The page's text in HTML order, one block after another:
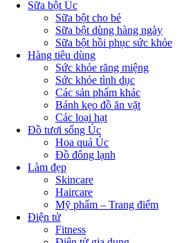
Sữa bột Úc
Sữa bột cho bé
Sữa bột dùng hàng ngày
Sữa bột hồi phục sức khỏe
Hàng tiêu dùng
Sức khỏe răng miệng
Sức khỏe tình dục
Các sản phẩm khác
Bánh kẹo đồ ăn vặt
Các loại hạt
Đồ tươi sống Úc
Hoa quả Úc
Đồ đông lạnh
Làm đẹp
Skincare
Haircare
Mỹ phẩm – Trang điểm
Điện tử
Fitness